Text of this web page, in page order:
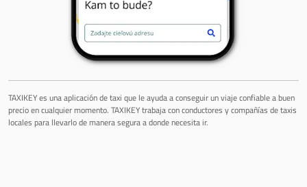
TAXIKEY es una aplicación de taxi que le ayuda a conseguir un viaje confiable a buen
precio en cualquier momento. TAXIKEY trabaja con conductores y compañías de taxis
locales para llevarlo de manera segura a donde necesita ir.